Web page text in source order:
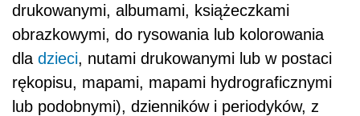
drukowanymi, albumami, książeczkami
obrazkowymi, do rysowania lub kolorowania
dla dzieci, nutami drukowanymi lub w postaci
rękopisu, mapami, mapami hydrograficznymi
lub podobnymi), dzienników i periodyków, z